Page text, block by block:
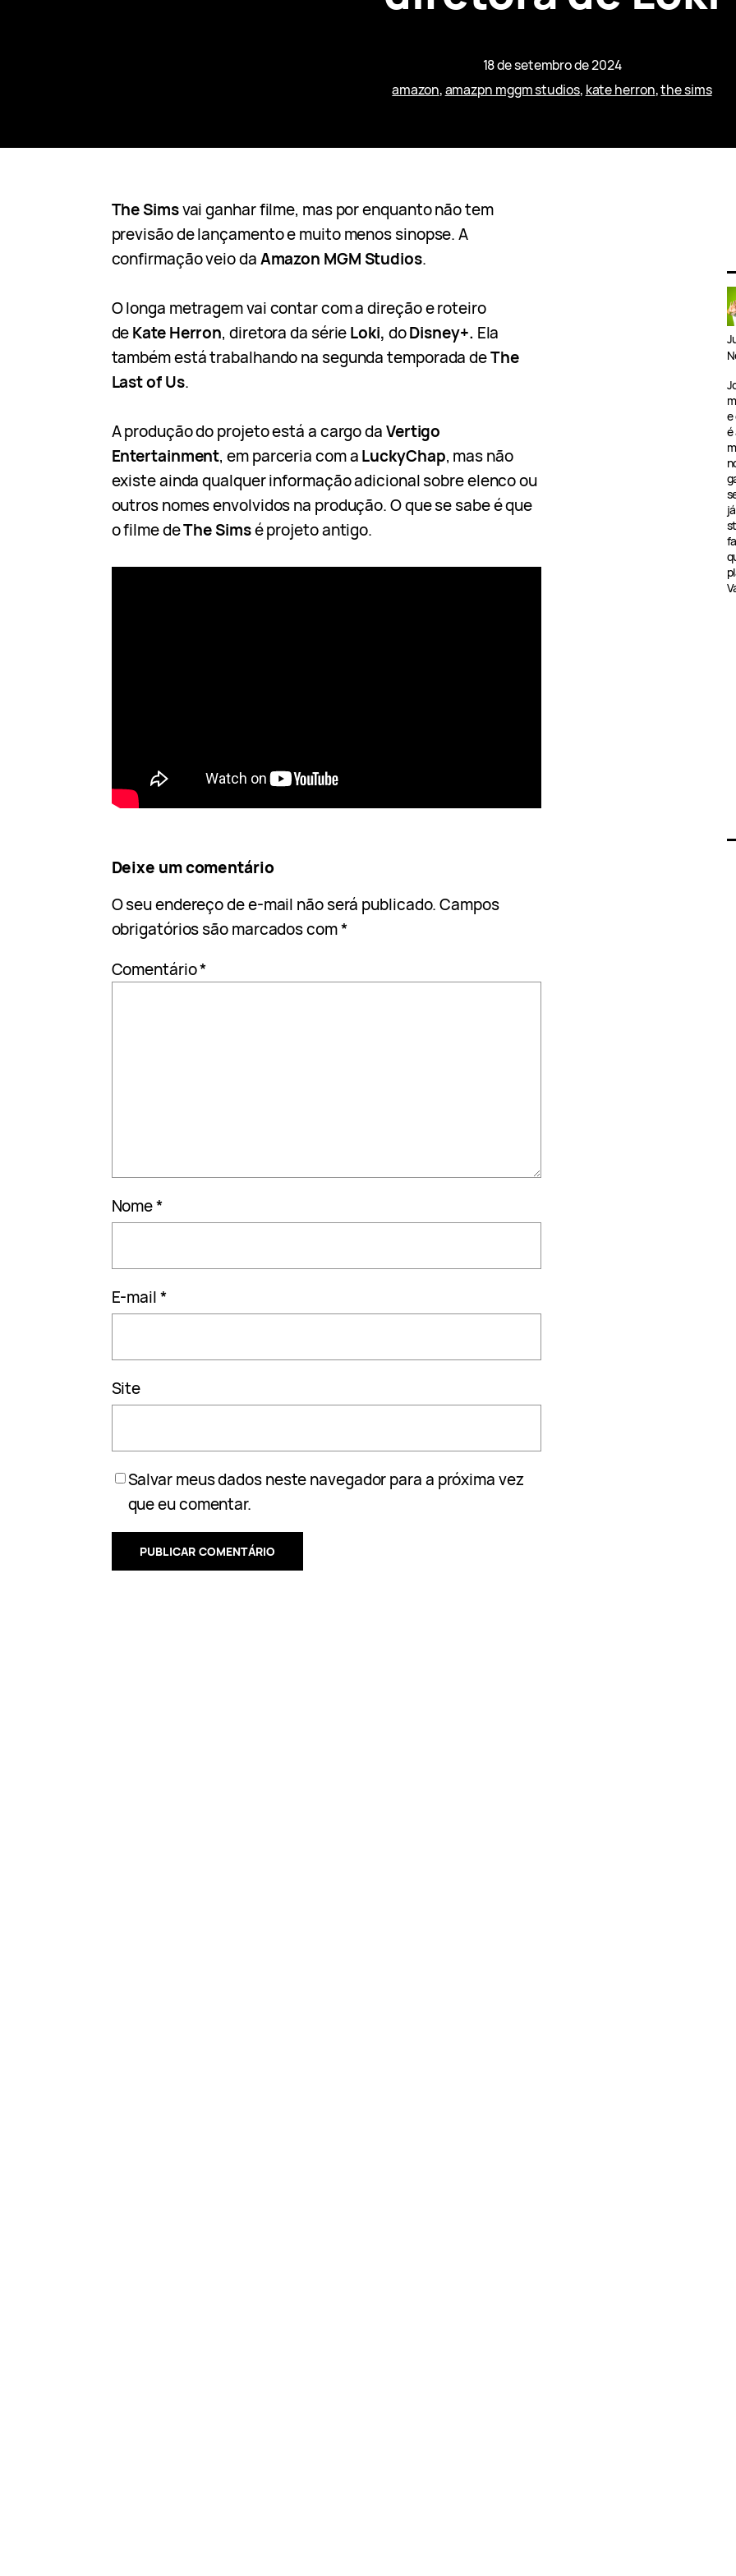
18 de setembro de 2024
amazon, amazpn mggm studios, kate herron, the sims
The Simsvai ganhar filme, mas por enquanto não tem
previsão de lançamento e muito menos sinopse. A
confirmação veio daAmazon MGM Studios.
O longa metragem vai contar com a direção e roteiro
deKateHerron, diretora da sérieLoki, doDisney+. Ela
também está trabalhando na segunda temporada deThe
Last of Us.
A produção do projeto está a cargo daVertigo
Entertainment, em parceria com aLuckyChap, mas não
existe ainda qualquer informação adicional sobre elenco ou
outros nomes envolvidos na produção. O que se sabe é que
o filme deThe Simsé projeto antigo.
Deixe um comentário
O seu endereço de e-mail não será publicado. Campos
obrigatórios são marcados com*
Comentário*
Nome*
E-mail*
Site
Salvar meus dados neste navegador para a próxima vez
que eu comentar.
e
é